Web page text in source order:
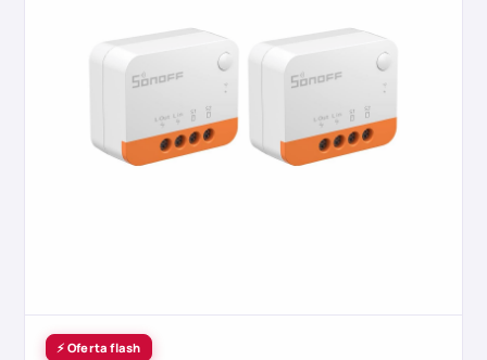
⚡ Oferta flash